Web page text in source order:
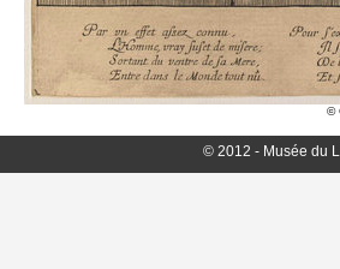
©
© 2012 - Musée du